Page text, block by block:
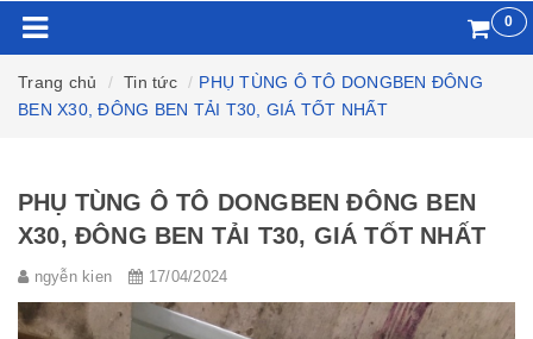
0
Trang chủ Tin tức
PHỤ TÙNG Ô TÔ DONGBEN ĐÔNG
BEN X30, ĐÔNG BEN TẢI T30, GIÁ TỐT NHẤT
PHỤ TÙNG Ô TÔ DONGBEN ĐÔNG BEN
X30, ĐÔNG BEN TẢI T30, GIÁ TỐT NHẤT
ngyễn kien 17/04/2024